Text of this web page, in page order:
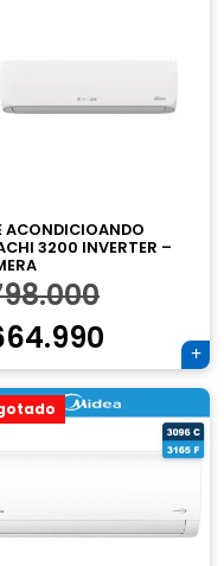
ACONDICIOANDO
3200 INVERTER –
El
precio
original
era:
precio
actual
vacío.